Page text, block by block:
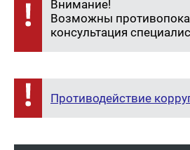
Внимание!
Возможны
консультация
Противодействие